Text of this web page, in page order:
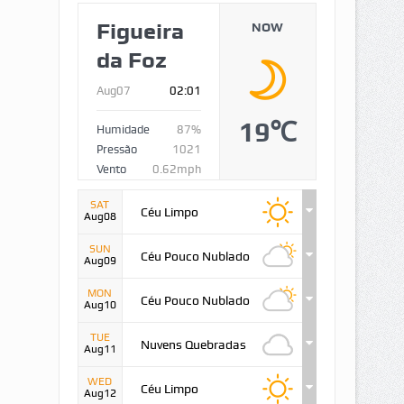
Figueira
da Foz
Aug07 02:01
Humidade
87%
Pressão
1021
Vento
0.62mph
NOW
19℃
SAT
Aug08
Céu Limpo
SUN
Aug09
Céu Pouco Nublado
MON
Aug10
Céu Pouco Nublado
TUE
Aug11
Nuvens Quebradas
WED
Aug12
Céu Limpo